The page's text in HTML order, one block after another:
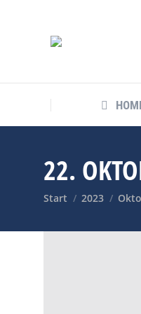
22.
Sie befinden
Start 2023